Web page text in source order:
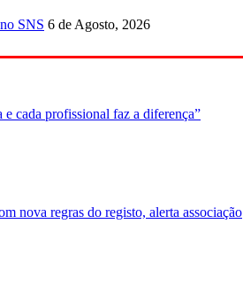
SNS 6 de Agosto, 2026
cada profissional faz a diferença”
nova regras do registo, alerta associação